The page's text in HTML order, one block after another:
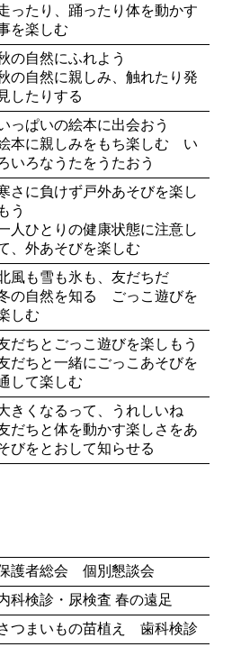
ったり、踊ったり体を動かす
を楽しむ
の自然にふれよう
の自然に親しみ、触れたり発
見したりする
っぱいの絵本に出会おう
本に親しみをもち楽しむ い
いろなうたをうたおう
さに負けず戸外あそびを楽し
もう
人ひとりの健康状態に注意し
、外あそびを楽しむ
風も雪も氷も、友だちだ
の自然を知る ごっこ遊びを
しむ
だちとごっこ遊びを楽しもう
だちと一緒にごっこあそびを
して楽しむ
きくなるって、うれしいね
だちと体を動かす楽しさをあ
びをとおして知らせる
護者総会 個別懇談会
科検診・尿検査 春の遠足
つまいもの苗植え 歯科検診